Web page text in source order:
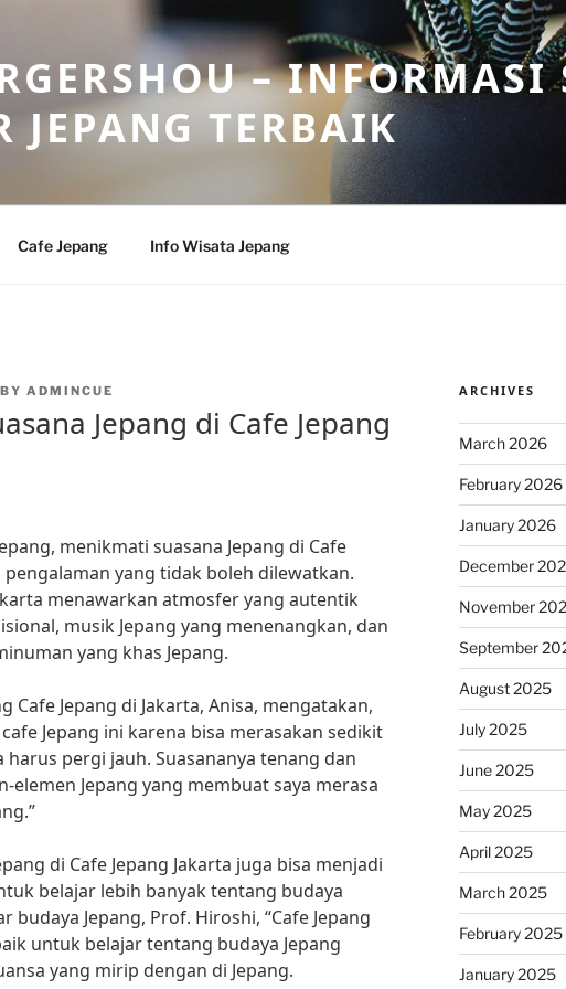
– INFORMASI
JEPANG TERBAIK
Cafe Jepang Info Wisata Jepang
BY ADMINCUE
Jepang di Cafe Jepang
menikmati suasana Jepang di Cafe
pengalaman yang tidak boleh dilewatkan.
menawarkan atmosfer yang autentik
musik Jepang yang menenangkan, dan
yang khas Jepang.
Cafe Jepang di Jakarta, Anisa, mengatakan,
Jepang ini karena bisa merasakan sedikit
harus pergi jauh. Suasananya tenang dan
elemen Jepang yang membuat saya merasa
di Cafe Jepang Jakarta juga bisa menjadi
belajar lebih banyak tentang budaya
budaya Jepang, Prof. Hiroshi, “Cafe Jepang
untuk belajar tentang budaya Jepang
yang mirip dengan di Jepang.
ARCHIVES
March 2026
February 2026
January 2026
December
November
September
August 2025
July 2025
June 2025
May 2025
April 2025
March 2025
February 2025
January 2025